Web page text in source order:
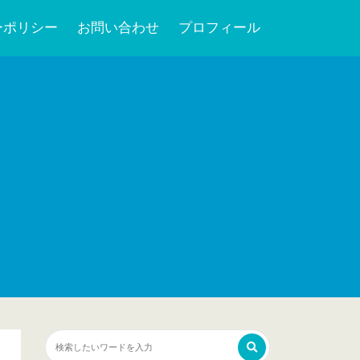
リシー お問い合わせ プロフィール